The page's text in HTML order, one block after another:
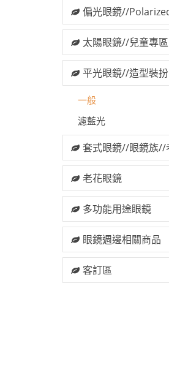
偏光眼鏡//
太陽眼鏡//兒童專區
平光眼鏡//造型裝扮
一般
濾藍光
套式眼鏡//眼鏡族//
老花眼鏡
多功能用途眼鏡
眼鏡週邊相關商品
客訂區